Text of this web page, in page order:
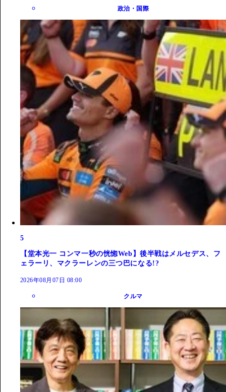
政治・国際
5
【堂本光一 コンマ一秒の恍惚Web】後半戦はメルセデス、フ
ェラーリ、マクラーレンの三つ巴になる!?
2026年08月07日 08:00
クルマ